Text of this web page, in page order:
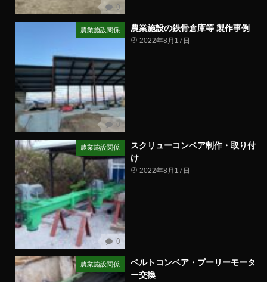
0
農業施設関係
0
農業施設の鉄骨倉庫等 製作事例
2022年8月17日
農業施設関係
0
スクリューコンベア制作・取り付
け
2022年8月17日
農業施設関係
ベルトコンベア・プーリーモータ
ー交換